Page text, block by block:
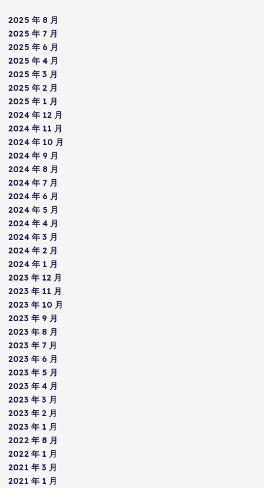
2025 年 8 月
2025 年 7 月
2025 年 6 月
2025 年 4 月
2025 年 3 月
2025 年 2 月
2025 年 1 月
2024 年 12 月
2024 年 11 月
2024 年 10 月
2024 年 9 月
2024 年 8 月
2024 年 7 月
2024 年 6 月
2024 年 5 月
2024 年 4 月
2024 年 3 月
2024 年 2 月
2024 年 1 月
2023 年 12 月
2023 年 11 月
2023 年 10 月
2023 年 9 月
2023 年 8 月
2023 年 7 月
2023 年 6 月
2023 年 5 月
2023 年 4 月
2023 年 3 月
2023 年 2 月
2023 年 1 月
2022 年 8 月
2022 年 1 月
2021 年 3 月
2021 年 1 月